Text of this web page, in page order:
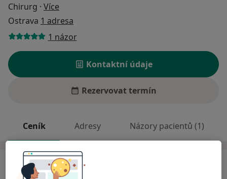
Chirurg · Více
Ostrava 1 adresa
1 názor
Kontaktní údaje
Rezervovat termín
Ceník Adresy Názory pacientů (1)
Ceník